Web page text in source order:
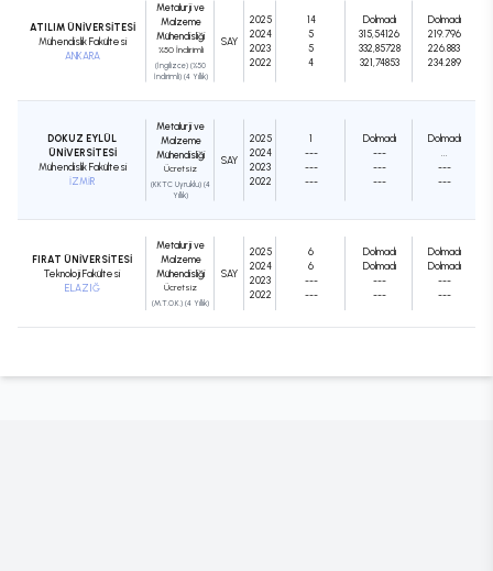
ATILIM ÜNİVERSİTESİ
Mühendislik Fakültesi
ANKARA
Metalurji ve
Malzeme
Mühendisliği
%50 İndirimli
(İngilizce) (%50
İndirimli) (4 Yıllık)
SAY
2025
2024
2023
2022
14
5
5
4
Dolmadı
315,54126
332,85728
321,74853
Dolmadı
219.796
226.883
234.289
DOKUZ EYLÜL
ÜNİVERSİTESİ
Mühendislik Fakültesi
İZMİR
Metalurji ve
Malzeme
Mühendisliği
Ücretsiz
(KKTC Uyruklu) (4
Yıllık)
SAY
2025
2024
2023
2022
1
---
---
---
Dolmadı
---
---
---
Dolmadı
---
---
FIRAT ÜNİVERSİTESİ
Teknoloji Fakültesi
ELAZIĞ
Metalurji ve
Malzeme
Mühendisliği
Ücretsiz
(M.T.O.K.) (4 Yıllık)
SAY
2025
2024
2023
2022
6
6
---
---
Dolmadı
Dolmadı
---
---
Dolmadı
Dolmadı
---
---